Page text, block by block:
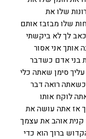
שלו את
שלו מבזבז אותם
לך לא ביקשתי
אותך אני אסור
בני אדם כשדבר
סימן שאתה כלי
רואה דבר
לוקח אותו
אז אתה עושה את
אוהב את עצמך
ברוך הוא כדי